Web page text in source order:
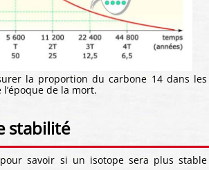
la proportion du carbone 14 dans les
de la mort.
stabilité
savoir si un isotope sera plus stable